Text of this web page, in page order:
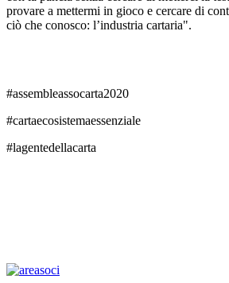
provare a mettermi in gioco e cercare di
ciò che conosco: l’industria cartaria".
#assembleassocarta2020
#cartaecosistemaessenziale
#lagentedellacarta